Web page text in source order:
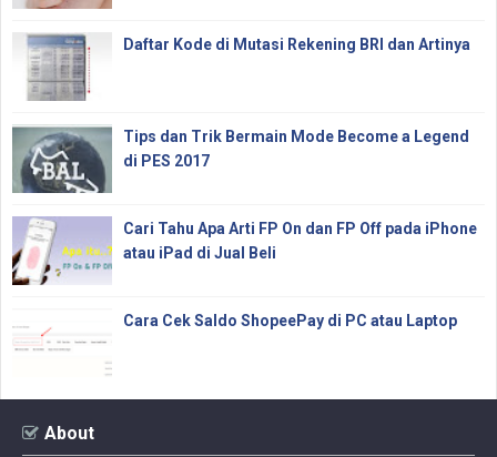
Daftar Kode di Mutasi Rekening BRI dan Artinya
Tips dan Trik Bermain Mode Become a Legend
di PES 2017
Cari Tahu Apa Arti FP On dan FP Off pada iPhone
atau iPad di Jual Beli
Cara Cek Saldo ShopeePay di PC atau Laptop
About